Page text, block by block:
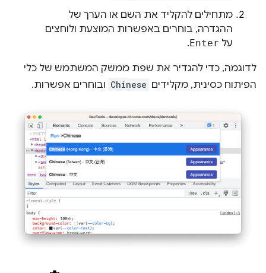
מתחילים להקליד את השם או הערך של
ההגדרה, בוחרים באפשרות המוצעת ולוחצים
על Enter
.
לדוגמה, כדי להגדיר את שפת ממשק המשתמש של כלי
הפיתוח כסינית, מקלידים Chinese ובוחרים אפשרות.